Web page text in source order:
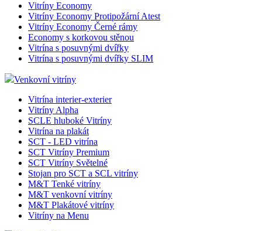
Vitríny Economy
Vitríny Economy Protipožární Atest
Vitríny Economy Černé rámy
Economy s korkovou stěnou
Vitrína s posuvnými dvířky
Vitrína s posuvnými dvířky SLIM
Venkovní vitríny
Vitrína interier-exterier
Vitríny Alpha
SCLE hluboké Vitríny
Vitrína na plakát
SCT - LED vitrína
SCT Vitríny Premium
SCT Vitríny Světelné
Stojan pro SCT a SCL vitríny
M&T Tenké vitríny
M&T venkovní vitríny
M&T Plakátové vitríny
Vitríny na Menu